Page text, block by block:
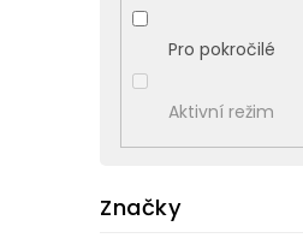
Pro pokročilé
Aktivní režim
Značky